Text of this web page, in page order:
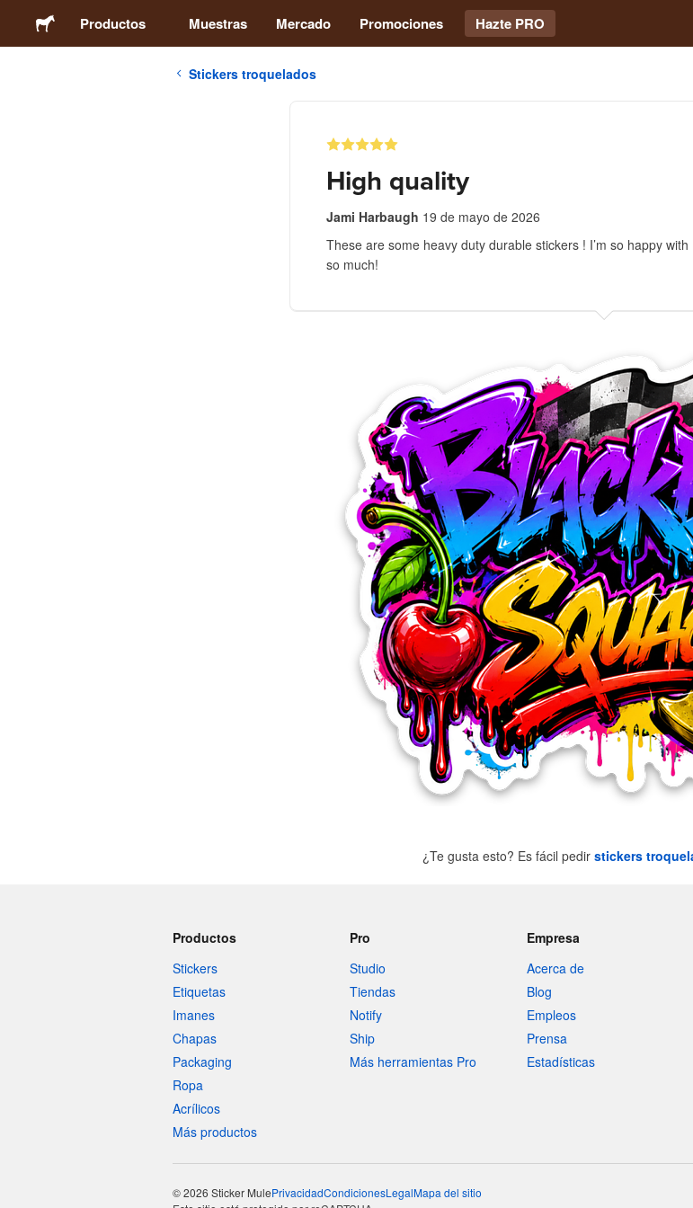
Productos Muestras Mercado Promociones Hazte PRO
Stickers troquelados
High quality
Jami Harbaugh 19 de mayo de 2026
These are some heavy duty durable stickers ! I’m so happy
so much!
¿Te gusta esto? Es fácil pedir stickers
Productos
Stickers
Etiquetas
Imanes
Chapas
Packaging
Ropa
Acrílicos
Más productos
Pro
Studio
Tiendas
Notify
Ship
Más herramientas Pro
Empresa
Acerca de
Blog
Empleos
Prensa
Estadísticas
© 2026 Sticker MulePrivacidadCondicionesLegalMapa del sitio